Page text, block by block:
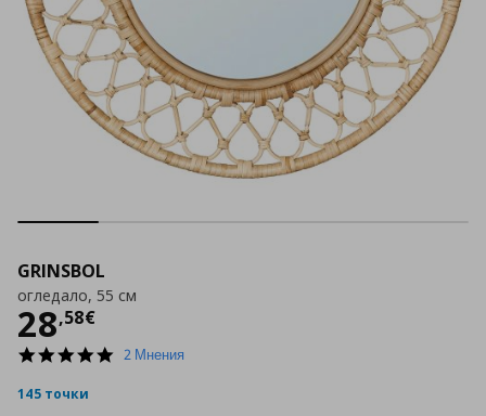
GRINSBOL
огледало, 55 см
28,58€
Цена
5.0
2 Мнения
145 точки